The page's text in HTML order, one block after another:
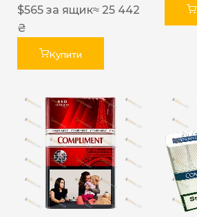
$565 за ящик≈ 25 442
₴
Купити